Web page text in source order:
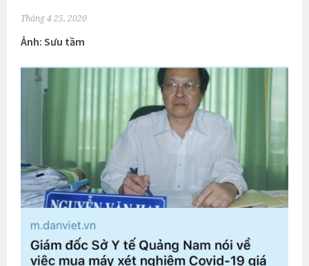
Tháng 4 25, 2020
Ảnh: Sưu tầm